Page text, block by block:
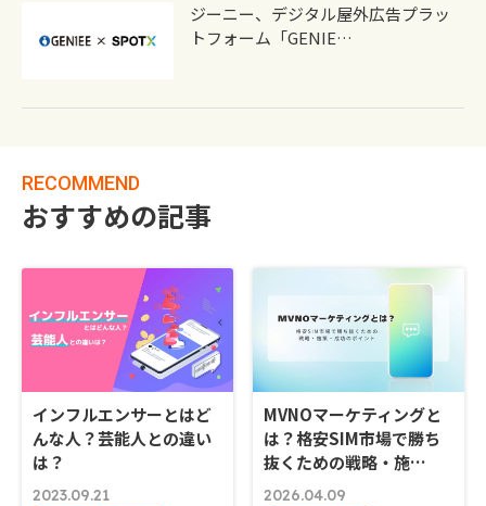
ジーニー、デジタル屋外広告プラッ
トフォーム「GENIE…
RECOMMEND
おすすめの記事
インフルエンサーとはど
んな人？芸能人との違い
は？
2023.09.21
MVNOマーケティングと
は？格安SIM市場で勝ち
抜くための戦略・施…
2026.04.09